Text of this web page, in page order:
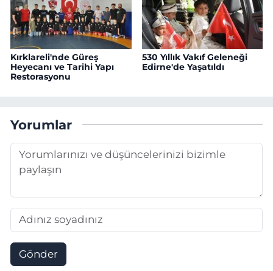
Kırklareli'nde Güreş
Heyecanı ve Tarihi Yapı
Restorasyonu
530 Yıllık Vakıf Geleneği
Edirne'de Yaşatıldı
Yorumlar
Gönder